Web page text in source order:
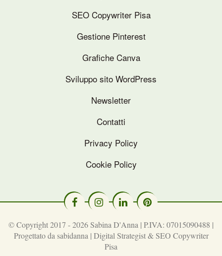
SEO Copywriter Pisa
Gestione Pinterest
Grafiche Canva
Sviluppo sito WordPress
Newsletter
Contatti
Privacy Policy
Cookie Policy
© Copyright 2017 - 2026 Sabina D'Anna | P.IVA: 07015090488 |
Progettato da sabidanna | Digital Strategist & SEO Copywriter
Pisa